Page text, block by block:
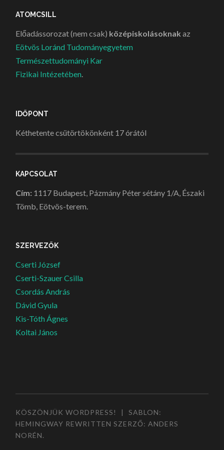
ATOMCSILL
Előadássorozat (nem csak) középiskolásoknak az
Eötvös Loránd Tudományegyetem
Természettudományi Kar
Fizikai Intézetében.
IDŐPONT
Kéthetente csütörtökönként 17 órától
KAPCSOLAT
Cím: 1117 Budapest, Pázmány Péter sétány 1/A, Északi
Tömb, Eötvös-terem.
SZERVEZŐK
Cserti József
Cserti-Szauer Csilla
Csordás András
Dávid Gyula
Kis-Tóth Ágnes
Koltai János
KÖSZÖNJÜK WORDPRESS! |
SABLON:
HEMINGWAY REWRITTEN SZERZŐ:ANDERS
NORÉN.